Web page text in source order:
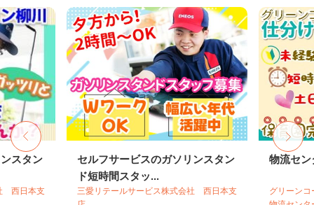
スタン
西日本支
セルフサービスのガソリンスタン
ド短時間スタッ...
三愛リテールサービス株式会社 西日本支
物流セン
グリーン